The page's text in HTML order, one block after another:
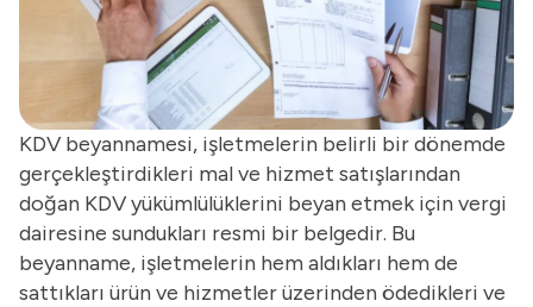
KDV beyannamesi, işletmelerin belirli bir dönemde
gerçekleştirdikleri mal ve hizmet satışlarından
doğan KDV yükümlülüklerini beyan etmek için vergi
dairesine sundukları resmi bir belgedir. Bu
beyanname, işletmelerin hem aldıkları hem de
sattıkları ürün ve hizmetler üzerinden ödedikleri ve